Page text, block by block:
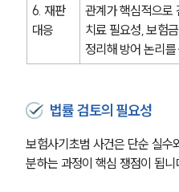
형사전
소
법
뉴스레터/
6. 재판
대응
관계가 핵심적으로
치료 필요성, 보험
정리해 방어 논리
법률 검토의 필요성
보험사기초범 사건은 단순 실수
분하는 과정이 핵심 쟁점이 됩니